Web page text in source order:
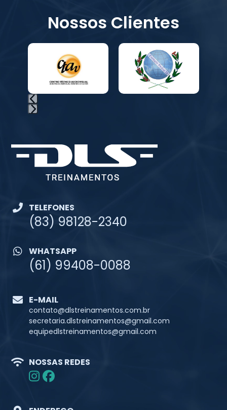
Nossos Clientes
TELEFONES
(83) 98128-2340
WHATSAPP
(61) 99408-0088
E-MAIL
contato@dlstreinamentos.com.br
secretaria.dlstreinamentos@gmail.com
equipedlstreinamentos@gmail.com
NOSSAS REDES